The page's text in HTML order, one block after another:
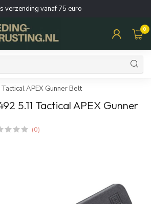
verzending vanaf 75 euro
0
APEX Gunner Belt
5.11 Tactical APEX Gunner
(0)